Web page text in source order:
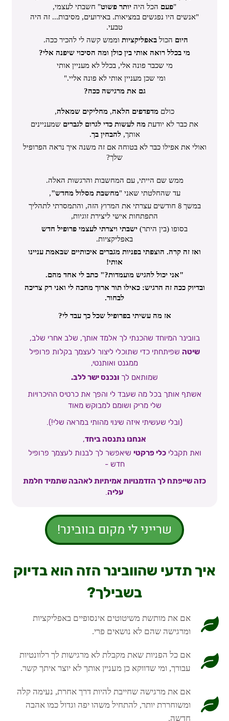
"פעם הכל היה יותר פשוט" חשבתי לעצמי,
"אנשים היו נפגשים במציאות. באירועים, מסיבות... זה היה
טבעי.
היום הכולבאפליקציות וממש קשה לי להכיר ככה.
מי בכלל רואה אותי בין כולן ומה הסיכוי שיפנה אלי?
מי שכבר פונה אלי, בכלל לא מעניין אותי
ומי שכן מעניין אותי לא פונה אליי."
גם את מרגישה ככה?
כולם מדפדפים הלאה, מחליקים שמאלה,
את כבר לא יודעת מה לעשות כדי לגרום לגברים שמעניינים
אותך,להבחין בך.
ואולי את אפילו כבר לא בטוחה אם זה משנה איך נראה הפרופיל
שלך?
ממש שם הייתי, עם המחשבות והרגשות האלה.
עד שהחלטתי שאני "מחשבת מסלול מחדש",
במשך8 חודשים עצרתי את המרוץ הזה, והתמסרתי לתהליך
התפתחות אישי ליצירת זוגיות,
בסופו (בין היתר) ישבתי ויצרתי לעצמי פרופיל חדש
באפליקציות.
ואז זה קרה. הוצפתי בפניות מגברים איכותיים שבאמת עניינו
אותי!
"אני יכול להגיש מועמדות?" כתב לי אחד מהם.
ובדיוק ככה זה הרגיש: כאילו תור ארוך מחכה לי ואני רק צריכה
לבחור.
אז מה עשיתי בפרופיל שכל כך עבד לי?
בוובינר המיוחד שהכנתי לך אלמד אותך, שלב אחרי שלב,
שיטה שפיתחתי כדי שתוכלי ליצור לעצמך בקלות פרופיל
ממגנט ואותנטי,
שמותאם לך ונכנס ישר ללב.
אשתף אותך בכל מה שעבד לי והפך את כרטיס ההיכרויות
שלי מריק ושומם למבוקש מאוד
(ובלי שעשיתי איזה שינוי מהותי במראה שלי!).
אנחנו נתנסה ביחד,
ואת תקבליכלי פרקטי שיאפשר לך לבנות לעצמך פרופיל
חדש -
כזה שייפתח לך הזדמנויות אמיתיות לאהבה שתמיד חלמת
עליה.
שרייני לי מקום בוובינר!
איך תדעי שהוובינר הזה הוא בדיוק
בשבילך?
אם את מותשת משיטוטים אינסופיים באפליקציות
ומרגישה שהם לא נושאים פרי.
אם כל הפניות שאת מקבלת לא מרגישות לך רלוונטיות
עבורך, ומי שדווקא כן מעניין אותך לא יוצר איתך קשר.
אם את מרגישה שחייבת להיות דרך אחרת, נעימה קלה
ומשוחררת יותר, להתחיל משהו יפה וגדול כמו אהבה
חדשה.